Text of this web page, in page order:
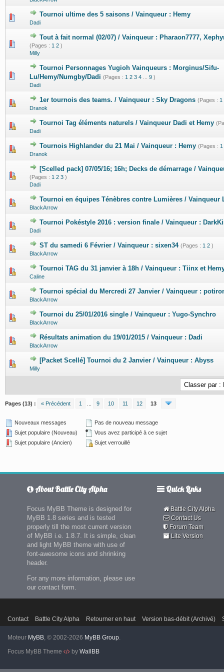
Tournoi ultime des 5 saisons / Vainqueur : Hemy
Dadi
0 Votes - 0 sur 5 en moyenne
123 45
Tout à fait normal (02/07) / Vainqueur : Pharaon7777,
(Pages : 1 2 )
Milly
0 Votes - 0 sur 5 en moyenne
Tournoi Personnages Yugioh Vainqueurs : Morginus/Sifu-
Lu/Hemy/Numgby/Dadi (Pages : 1 2 3 4 9 )
Dadi
0 Votes - 0 sur 5 en moyenne
12 345
1er tournois des teams. / Vainqueur : Sky Dragons (Pages : 1
Dranok
1 Votes - 5 sur 5 en moyenne
12345
Tournoi Tag éléments naturels / Vainqueur Dadi et Hemy
Dadi
0 Votes - 0 sur 5 en moyenne
1234 5
Tournois Highlander du 21 Mai / Vainqueur : Hemy (Pages : 1
Dranok
0 Votes - 0 sur 5 en moyenne
123 45
[Scelled pack] 07/05/16; 16h; Decks de démarrage /
(Pages : 1 2 3 )
Dadi
0 Votes - 0 sur 5 en moyenne
Tournoi en équipes Ténèbres contre Lumières / Vainqueur
BlackArrow
0 Votes - 0 sur 5 en moyenne
12 3 45
Tournoi Pokéstyle 2016 : version finale / Vainqueur :
Dadi
0 Votes - 0 sur 5 en moyenne
1 2345
ST du samedi 6 Février / Vainqueur : sixen34 (Pages : 1 2 )
BlackArrow
0 Votes - 0 sur 5 en moyenne
12345
Tournoi TAG du 31 janvier à 18h / Vainqueur : Tiinx et
Caline
0 Votes - 0 sur 5 en moyenne
12345
Tournoi spécial du Mercredi 27 Janvier / Vainqueur :
BlackArrow
0 Votes - 0 sur 5 en moyenne
1 2345
Tournoi du 25/01/2016 single / Vainqueur : Yugo-Synchro
BlackArrow
0 Votes - 0 sur 5 en moyenne
1234 5
Résultats animation du 19/01/2015 / Vainqueur : Dadi
BlackArrow
0 Votes - 0 sur 5 en moyenne
12 345
[Packet Scellé] Tournoi du 2 Janvier / Vainqueur : Abyss
Milly
0 Votes - 0 sur 5 en moyenne
12 345
Pages (13) : « Précédent 1 9 10 11 12 13
Nouveaux messages
Sujet populaire (Nouveau)
Sujet populaire (Ancien)
Pas de nouveau message
Vous avez participé à ce sujet
Sujet verrouillé
About Battle City Alpha
Focus MyBB Theme is designed for
MyBB 1.8 series and is tested
properly till the most current version
of MyBB i.e. 1.8.7. It is simple, clean
and light MyBB theme with use of
font-awesome icons and shrinking
header.
For any more information, please use
our contact form.
Quick Links
Battle City Alpha
Contact Us
Forum Team
Lite Version
Contact Battle City Alpha Retourner en haut Version bas-débit (Archivé)
Moteur MyBB, © 2002-2026 MyBB Group.
Focus MyBB Theme
by WallBB